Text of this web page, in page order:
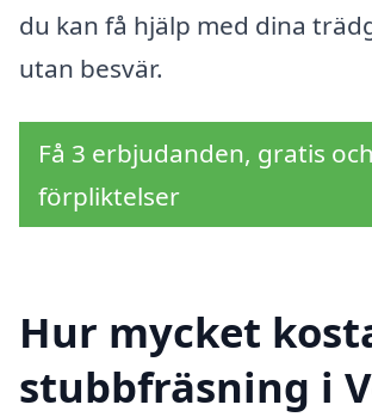
du kan få hjälp med dina
utan besvär.
Få 3 erbjudanden, gratis
förpliktelser
Hur mycket
stubbfräsning i